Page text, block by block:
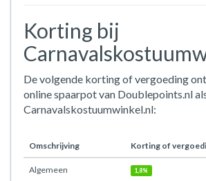
Korting bij
De volgende korting of vergoeding
online spaarpot van Doublepoints.nl
Carnavalskostuumwinkel.nl:
Omschrijving Korting of
Algemeen 1,8%